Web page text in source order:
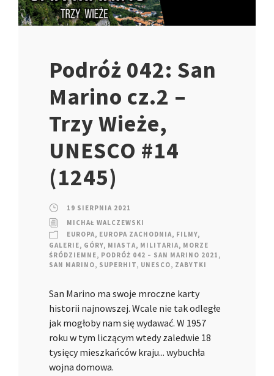
Podróż 042: San
Marino cz.2 –
Trzy Wieże,
UNESCO #14
(1245)
19 SIERPNIA 2021
MICHAŁ WALCZEWSKI
EUROPA, EUROPA ZACHODNIA, FILMY,
GALERIE, GÓRY, MIASTA, MILITARIA, MORZE
ŚRÓDZIEMNE, PODRÓŻ 042 – SAN MARINO 2021 ,
SAN MARINO, SUPERHIT, UNESCO, ZABYTKI
San Marino ma swoje mroczne karty
historii najnowszej. Wcale nie tak odległe
jak mogłoby nam się wydawać. W 1957
roku w tym liczącym wtedy zaledwie 18
tysięcy mieszkańców kraju... wybuchła
wojna domowa.